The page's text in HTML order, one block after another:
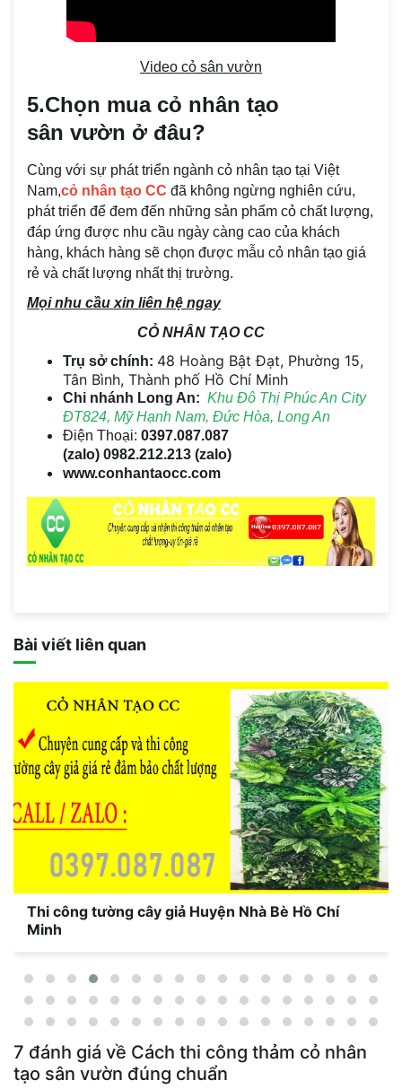
Video cỏ sân vườn
5.Chọn mua cỏ nhân tạo
sân vườn ở đâu?
Cùng với sự phát triển ngành cỏ nhân tạo tại Việt
Nam,cỏ nhân tạo CC đã không ngừng nghiên cứu,
phát triển để đem đến những sản phẩm cỏ chất lượng,
đáp ứng được nhu cầu ngày càng cao của khách
hàng, khách hàng sẽ chọn được mẫu cỏ nhân tạo giá
rẻ và chất lượng nhất thị trường.
Mọi nhu cầu xin liên hệ ngay
CỎ NHÂN TẠO CC
Trụ sở chính: 48 Hoàng Bật Đạt, Phường 15,
Tân Bình, Thành phố Hồ Chí Minh
Chi nhánh Long An: Khu Đô Thị Phúc An City
ĐT824, Mỹ Hạnh Nam, Đức Hòa, Long An
Điện Thoại: 0397.087.087
(zalo) 0982.212.213 (zalo)
www.conhantaocc.com
Bài viết liên quan
Thi công tường cây giả Huyện Nhà Bè Hồ Chí
Minh
7 đánh giá về Cách thi công thảm cỏ nhân
tạo sân vườn đúng chuẩn